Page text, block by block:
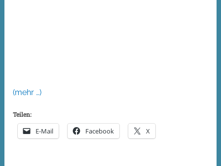
(mehr …)
Teilen:
E-Mail Facebook X